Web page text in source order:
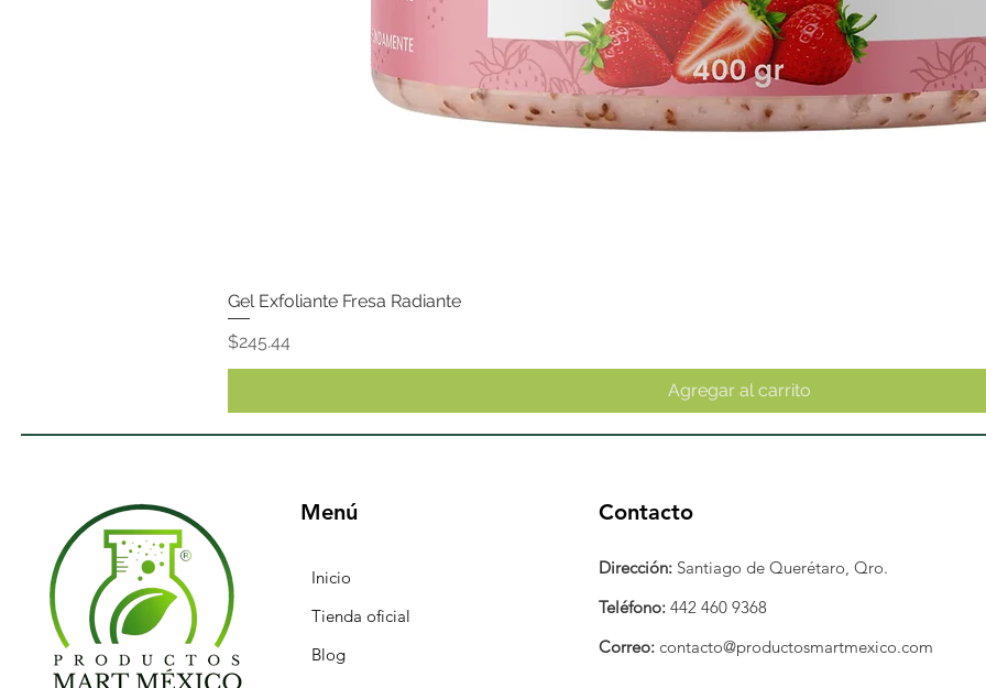
Gel Exfoliante Fresa Radiante
Precio
$245.44
Agregar al carrito
Menú
Inicio
Tienda oficial
Blog
Contacto
Dirección: Santiago de Querétaro, Qro.
Teléfono: 442 460 9368
Correo: contacto@productosmartmexico.com